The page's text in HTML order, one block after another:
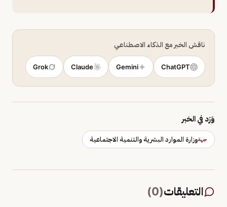
ناقش الخبر مع الذكاء الاصطناعي
ChatGPT
Gemini
Claude
Grok
وَرَد في الخبر
جهةوزارة الموارد البشرية والتنمية الاجتماعية
التعليقات(
0
)